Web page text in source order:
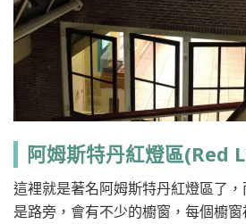
阿姆斯特丹紅燈區
這裡就是著名阿姆斯特丹紅燈區了
是路旁，會有不少的櫥窗，每個櫥